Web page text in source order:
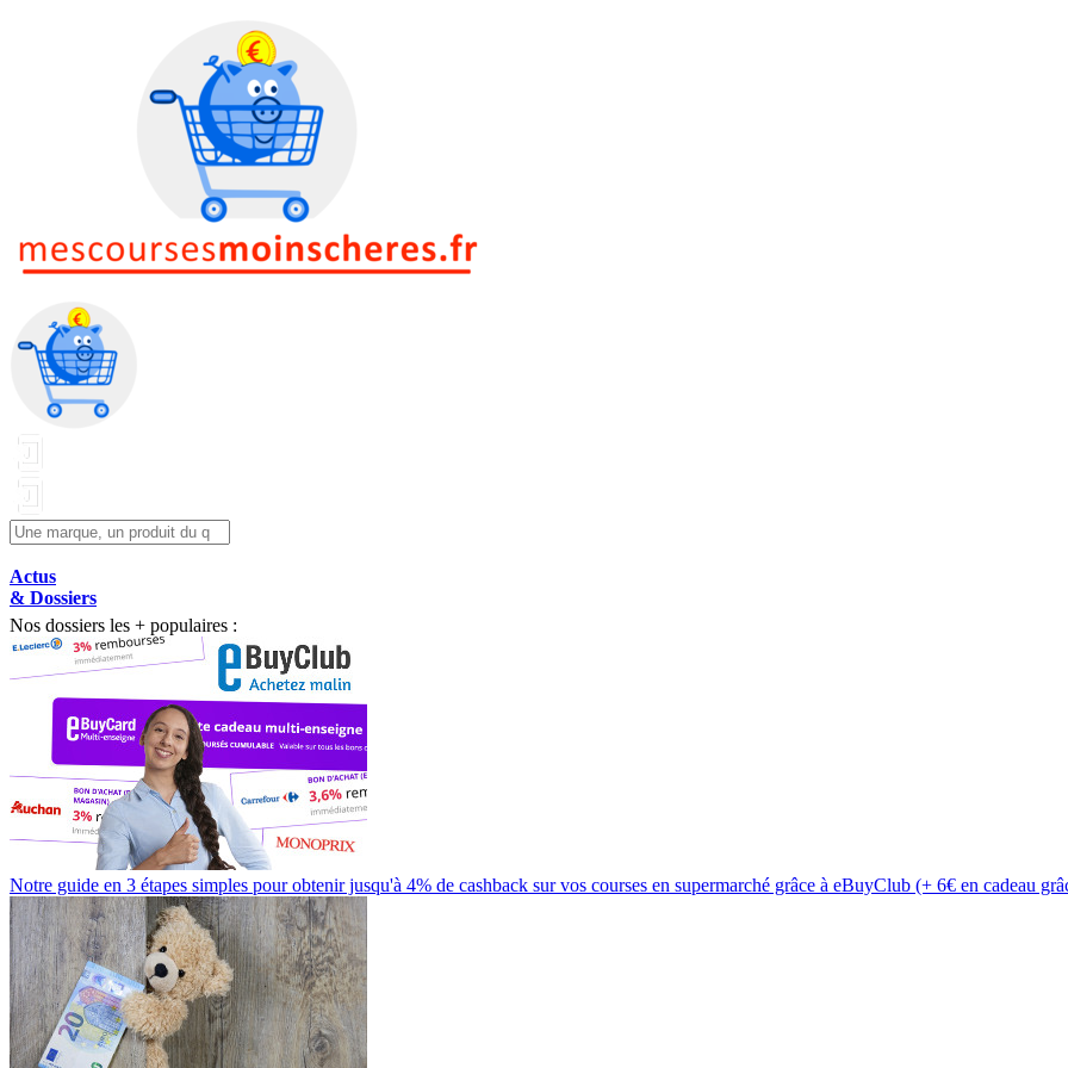
Actus
& Dossiers
Nos dossiers les + populaires :
Notre guide en 3 étapes simples pour obtenir jusqu'à 4% de cashback sur vos courses en supermarché grâce à eBuyClub (+ 6€ en cadeau